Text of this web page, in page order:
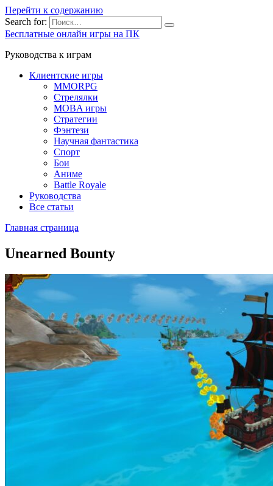
Перейти к содержанию
Search for:
Бесплатные онлайн игры на ПК
Руководства к играм
Клиентские игры
MMORPG
Стрелялки
MOBA игры
Стратегии
Фэнтези
Научная фантастика
Спорт
Бои
Аниме
Battle Royale
Руководства
Все статьи
Главная страница
Unearned Bounty